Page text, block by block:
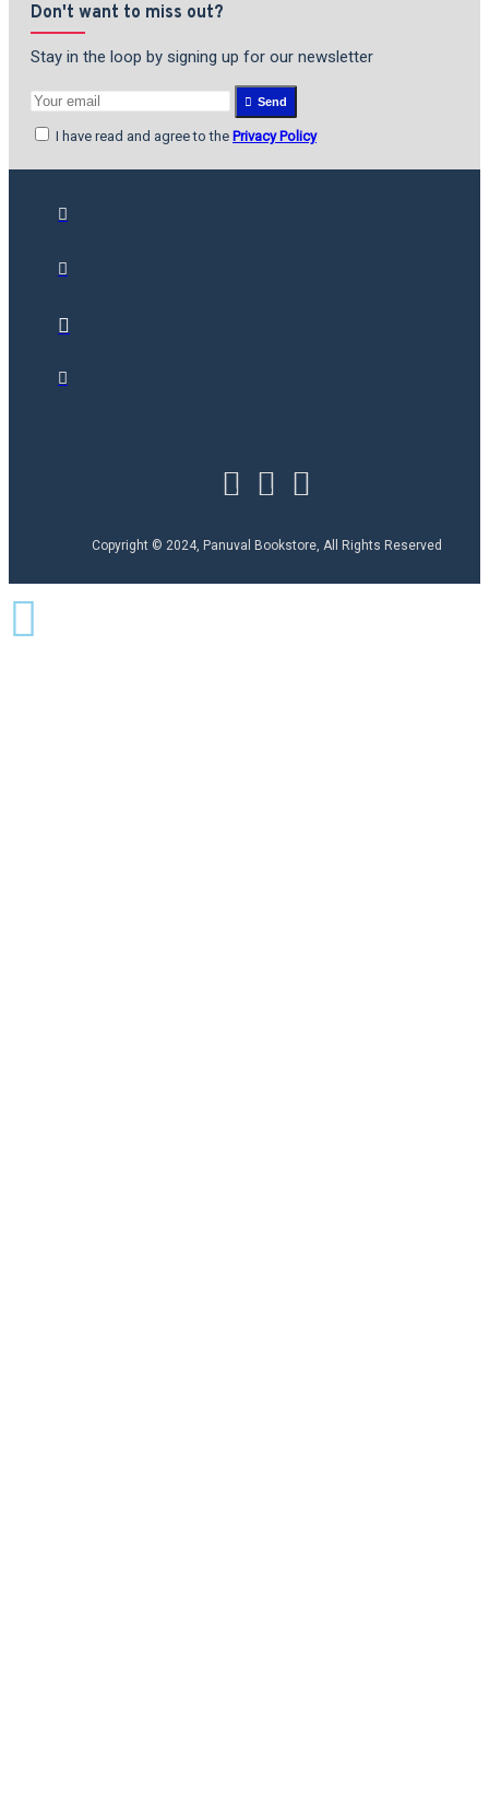
Don't want to miss out?
Stay in the loop by signing up for our newsletter
Send
I have read and agree to the Privacy Policy
Copyright © 2024, Panuval Bookstore, All Rights Reserved